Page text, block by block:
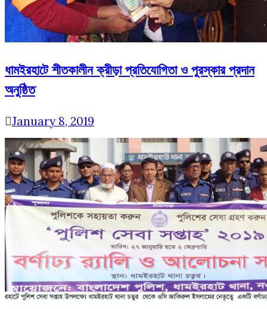
ধামইরহাটে শীতকালীন ক্রীড়া প্রতিযোগিতা ও পুরস্কার প্রদান
অনুষ্ঠিত
January 8, 2019